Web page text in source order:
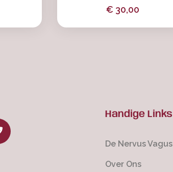
€ 30,00
Handige Links
De Nervus Vagus
Over Ons